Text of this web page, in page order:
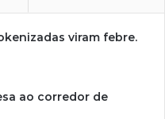
viram febre.
ao corredor de